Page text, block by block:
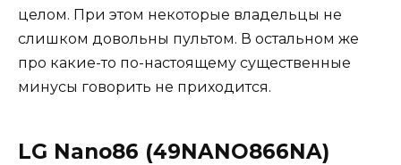
целом. При этом некоторые владельцы не
слишком довольны пультом. В остальном же
про какие-то по-настоящему существенные
минусы говорить не приходится.
LG Nano86 (49NANO866NA)